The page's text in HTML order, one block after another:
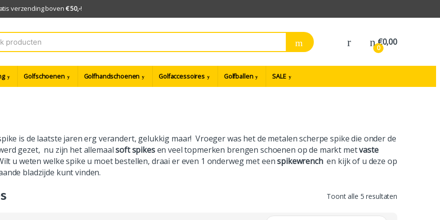
verzending boven € 50,-!
0
€0,00
Golfschoenen Golfhandschoenen Golfaccessoires Golfballen SALE
is de laatste jaren erg verandert, gelukkig maar! Vroeger was het de metalen scherpe spike die onder de
gezet, nu zijn het allemaalsoft spikesen veel topmerken brengen schoenen op de markt metvaste
u weten welke spike u moet bestellen, draai er even 1 onderweg met eenspikewrenchen kijk of u deze op
bladzijde kunt vinden.
Toont alle 5 resultaten